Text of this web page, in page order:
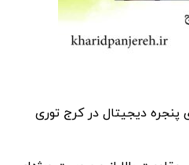
دیجیتال در کرج توری